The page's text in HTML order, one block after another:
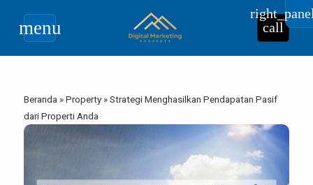
menu call
Beranda »Property »Strategi Menghasilkan Pendapatan Pasif
dari Properti Anda